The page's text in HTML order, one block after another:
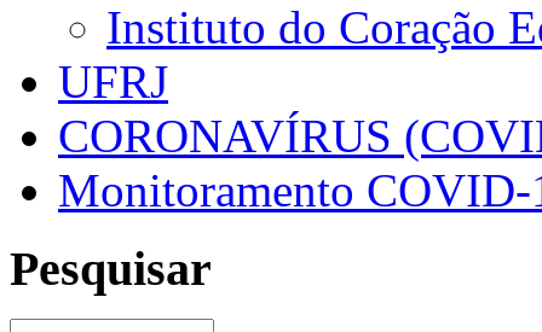
Instituto do Coração
UFRJ
CORONAVÍRUS
Monitoramento COVID-
Pesquisar